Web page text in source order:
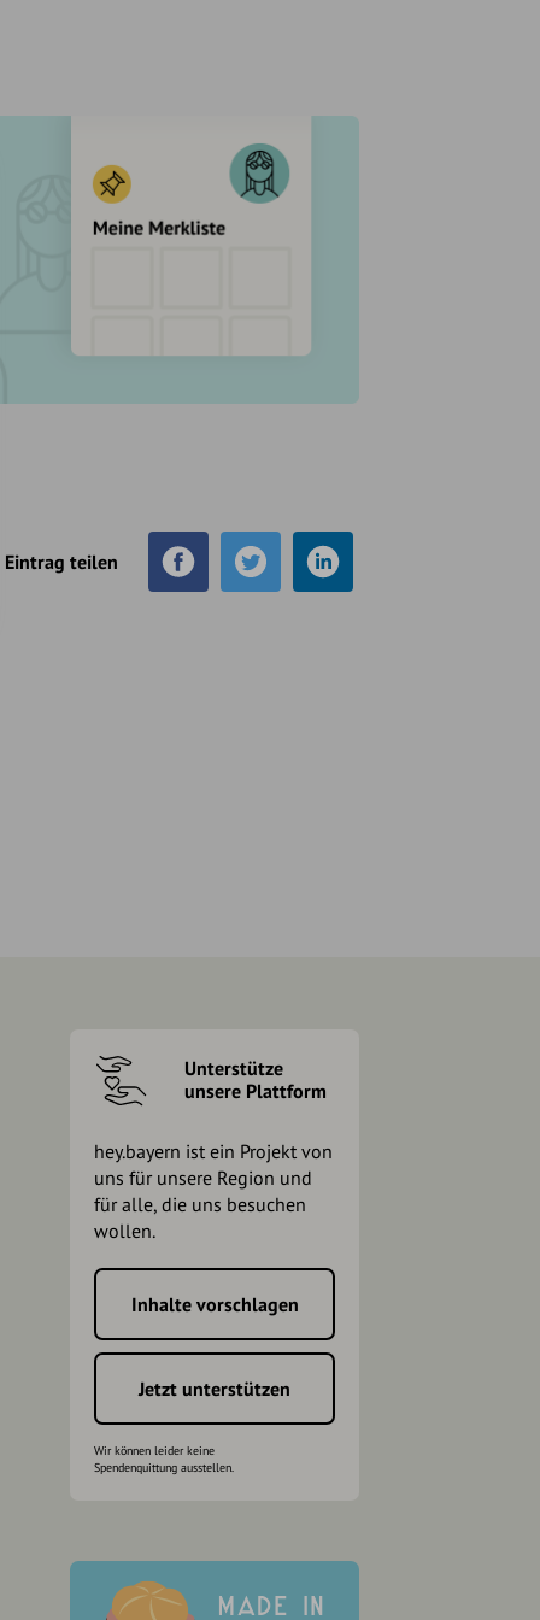
Eintrag teilen
Unterstütze
unsere Plattform
hey.bayern ist ein Projekt von
uns für unsere Region und
für alle, die uns besuchen
wollen.
Inhalte vorschlagen
Jetzt unterstützen
Wir können leider keine
Spendenquittung ausstellen.